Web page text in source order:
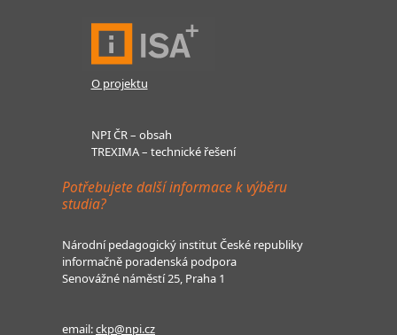
O projektu
NPI ČR – obsah
TREXIMA – technické řešení
Potřebujete další informace k výběru
studia?
Národní pedagogický institut České republiky
informačně poradenská podpora
Senovážné náměstí 25, Praha 1
email:ckp@npi.cz